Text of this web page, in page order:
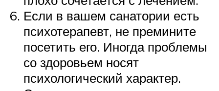
Если в вашем санатории есть
психотерапевт, не премините
посетить его. Иногда проблемы
со здоровьем носят
психологический характер.